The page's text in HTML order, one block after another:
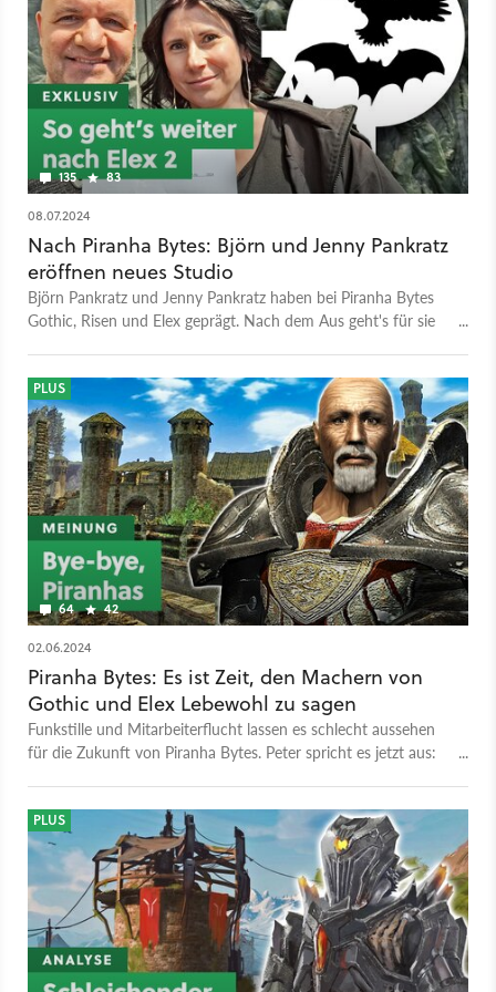
135 83
08.07.2024
Nach Piranha Bytes: Björn und Jenny Pankratz
eröffnen neues Studio
Björn Pankratz und Jenny Pankratz haben bei Piranha Bytes
Gothic, Risen und Elex geprägt. Nach dem Aus geht's für sie
64 42
PLUS
02.06.2024
Piranha Bytes: Es ist Zeit, den Machern von
Gothic und Elex Lebewohl zu sagen
Funkstille und Mitarbeiterflucht lassen es schlecht aussehen
für die Zukunft von Piranha Bytes. Peter spricht es jetzt aus:
PLUS